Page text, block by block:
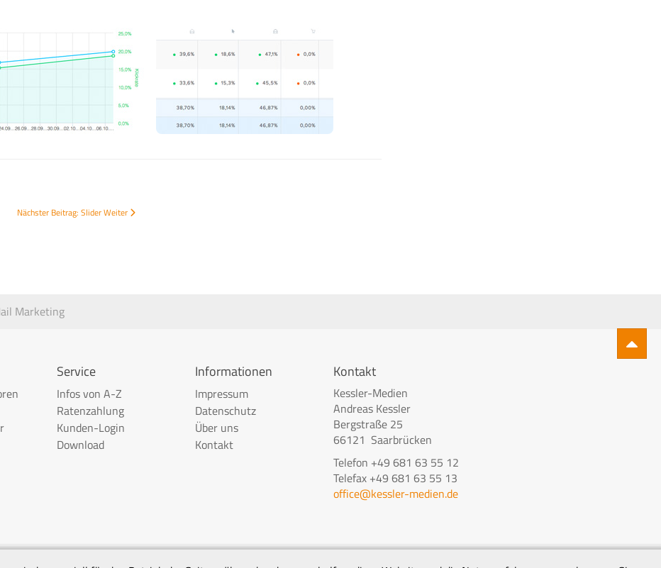
Nächster Beitrag: SliderWeiter
Marketing
Service
Infos von A-Z
Ratenzahlung
Kunden-Login
Download
Informationen
Impressum
Datenschutz
Über uns
Kontakt
Kontakt
Kessler-Medien
Andreas Kessler
Bergstraße 25
66121 Saarbrücken
Telefon +49 681 63 55 12
Telefax +49 681 63 55 13
office@kessler-medien.de